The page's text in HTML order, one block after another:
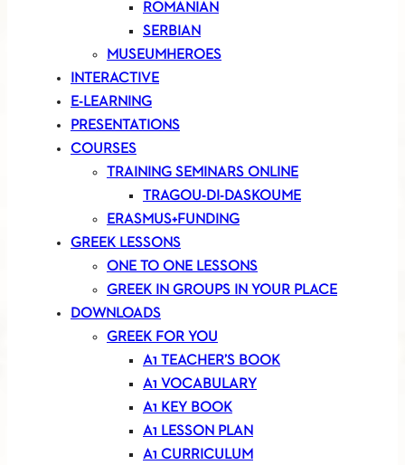
ROMANIAN
SERBIAN
MUSEUMHEROES
INTERACTIVE
E-LEARNING
PRESENTATIONS
COURSES
TRAINING SEMINARS ONLINE
TRAGOU-DI-DASKOUME
ERASMUS+FUNDING
GREEK LESSONS
ONE TO ONE LESSONS
GREEK IN GROUPS IN YOUR PLACE
DOWNLOADS
GREEK FOR YOU
A1 TEACHER’S BOOK
A1 VOCABULARY
A1 KEY BOOK
A1 LESSON PLAN
A1 CURRICULUM